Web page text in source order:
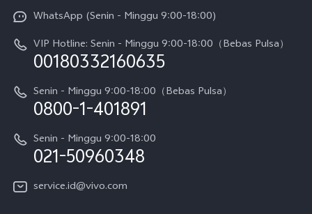
V70
V70 FE
Y05
X300 Pro
Gerai Terdekat
Funtouch OS
Pembaruan Sistem
Harga Spare Part
Otentikasi IMEI
Kebijakan Garansi vivo
Layanan Perbaikan Antar Jemput
Sejarah
Berita
Pemberitahuan Hukum
Tentang Kami
Pusat Privasi vivo
WhatsApp (Senin - Minggu 9:00-18:00)
VIP Hotline: Senin - Minggu 9:00-18:00（Bebas Pulsa）
00180332160635
Senin - Minggu 9:00-18:00（Bebas Pulsa）
0800-1-401891
Senin - Minggu 9:00-18:00
021-50960348
service.id@vivo.com